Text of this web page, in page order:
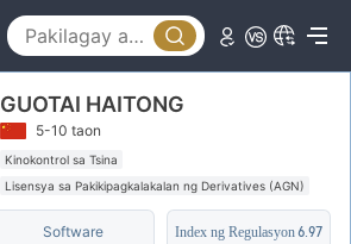
GUOTAI HAITONG
5-10 taon
Kinokontrol sa Tsina
Lisensya sa Pakikipagkalakalan ng Derivatives (AGN)
Pansariling pagsasaliksik
Software Index ng Regulasyon6.97